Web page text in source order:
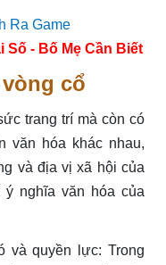
Số - Bố Mẹ Cần Biết
cổ
trang trí mà còn có
văn hóa khác nhau,
và địa vị xã hội của
nghĩa văn hóa của
và quyền lực: Trong